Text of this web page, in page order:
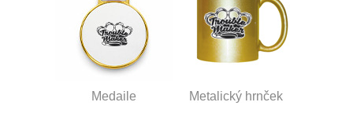
Medaile Metalický hrnček